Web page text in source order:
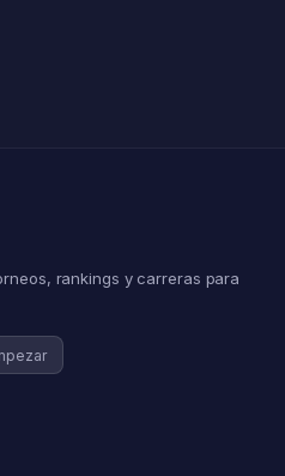
rankings y carreras para